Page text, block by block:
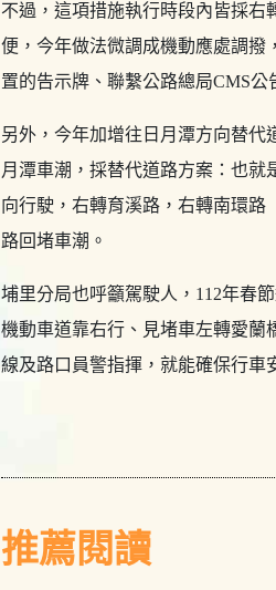
不過，這項措施執行時段內皆採右
便，今年做法微調成機動應處調撥
置的告示牌、聯繫公路總局CMS公
另外，今年加增往日月潭方向替代
月潭車潮，採替代道路方案：也就
向行駛，右轉育溪路，右轉南環路
路回堵車潮。
埔里分局也呼籲駕駛人，112年春
機動車道靠右行、見堵車左轉愛蘭
線及路口員警指揮，就能確保行車
推薦閱讀